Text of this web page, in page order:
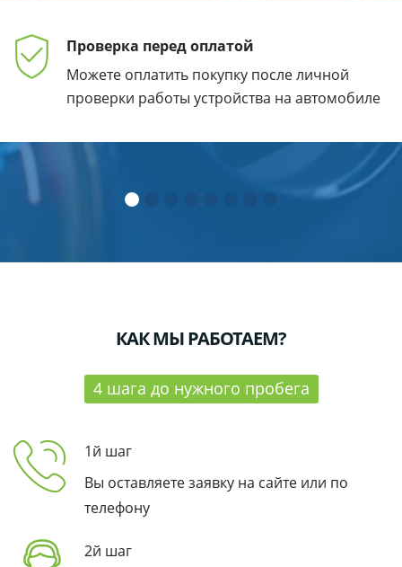
Проверка передоплатой
Можете оплатить покупку после личной
проверки работы устройства на автомобиле
КАК МЫ РАБОТАЕМ?
4 шага до нужного пробега
1й шаг
Вы оставляете заявку на сайте или по
телефону
2й шаг